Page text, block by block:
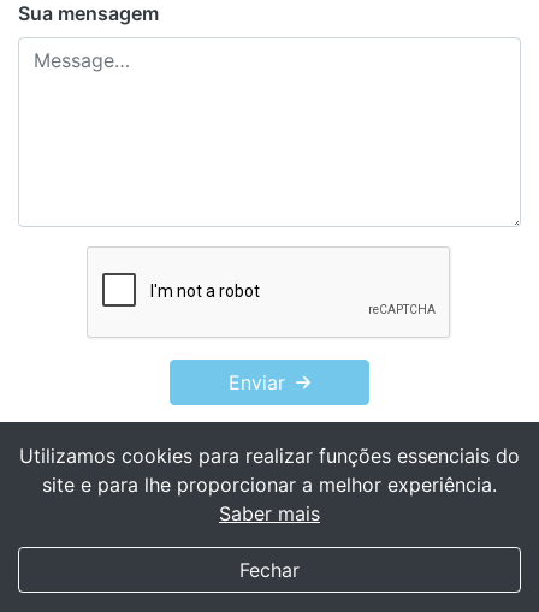
Sua mensagem
Enviar
Utilizamos cookies para realizar funções essenciais do
site e para lhe proporcionar a melhor experiência.
Saber mais
Fechar
Baixe o aplicativo!